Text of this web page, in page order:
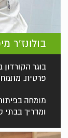
בולונז'ר
בוגר הקורדון
פרטית.
מומחה
ומדריך בבתי